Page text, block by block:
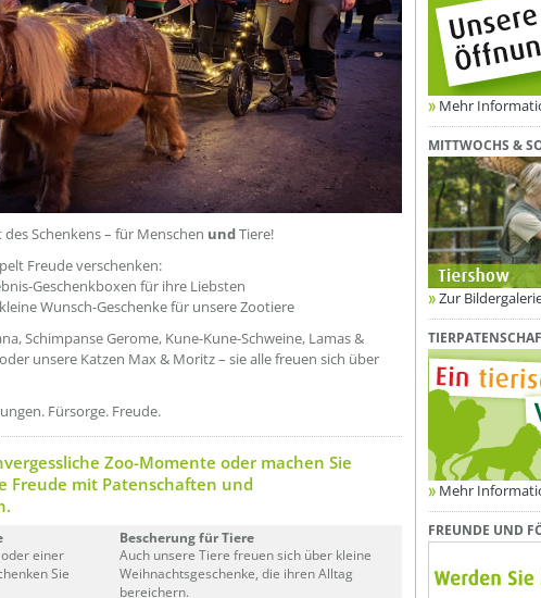
Schenkens – für Menschen undTiere!
Freude verschenken:
Geschenkboxen für ihre Liebsten
Wunsch-Geschenke für unsere Zootiere
Schimpanse Gerome, Kune-Kune-Schweine, Lamas &
unsere Katzen Max & Moritz – sie alle freuen sich über
Fürsorge. Freude.
titel ???
Zoo-Momente oder machen Sie
Freude mit Patenschaften und
einer
Sie
Bescherung für Tiere
Auch unsere Tiere freuen sich über kleine
Weihnachtsgeschenke, die ihren Alltag
bereichern.
Mehr
MITTWOCHS &
Zur
Mehr
FREUNDE UND